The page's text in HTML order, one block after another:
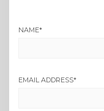
NAME*
EMAIL ADDRESS*